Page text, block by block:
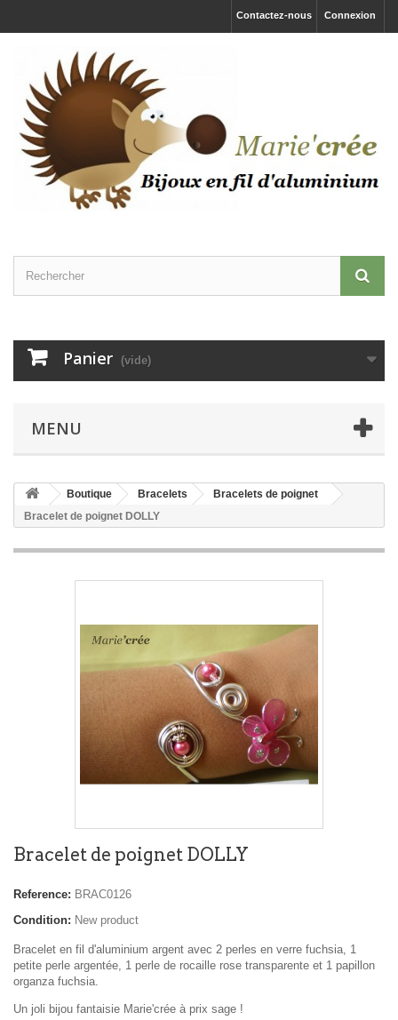
Connexion
Contactez-nous
Panier (vide)
MENU
Boutique Bracelets
Bracelets de poignet
Bracelet de poignet DOLLY
Bracelet de poignet DOLLY
Reference: BRAC0126
Condition: New product
Bracelet en fil d'aluminium argent avec 2 perles en verre fuchsia, 1
petite perle argentée, 1 perle de rocaille rose transparente et 1 papillon
organza fuchsia.
Un joli bijou fantaisie Marie'crée à prix sage !